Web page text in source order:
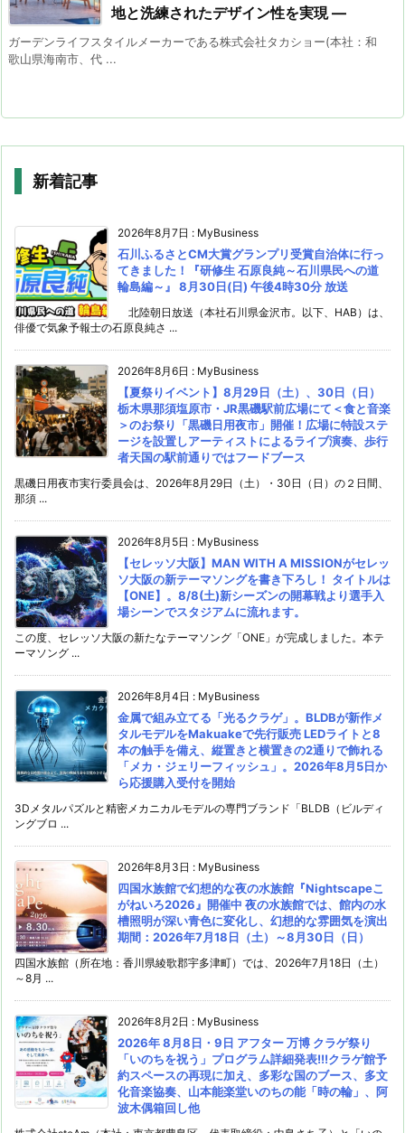
地と洗練されたデザイン性を実現 ―
ガーデンライフスタイルメーカーである株式会社タカショー(本社：和
歌山県海南市、代 ...
新着記事
2026年8月7日 : MyBusiness
石川ふるさとCM大賞グランプリ受賞自治体に行っ
てきました！『研修生 石原良純～石川県民への道
輪島編～』 8月30日(日) 午後4時30分 放送
北陸朝日放送（本社石川県金沢市。以下、HAB）は、
俳優で気象予報士の石原良純さ ...
2026年8月6日 : MyBusiness
【夏祭りイベント】8月29日（土）、30日（日）
栃木県那須塩原市・JR黒磯駅前広場にて＜食と音楽
＞のお祭り「黒磯日用夜市」開催！広場に特設ステ
ージを設置しアーティストによるライブ演奏、歩行
者天国の駅前通りではフードブース
黒磯日用夜市実行委員会は、2026年8月29日（土）・30日（日）の２日間、
那須 ...
2026年8月5日 : MyBusiness
【セレッソ大阪】MAN WITH A MISSIONがセレッ
ソ大阪の新テーマソングを書き下ろし！ タイトルは
【ONE】。8/8(土)新シーズンの開幕戦より選手入
場シーンでスタジアムに流れます。
この度、セレッソ大阪の新たなテーマソング「ONE」が完成しました。本テ
ーマソング ...
2026年8月4日 : MyBusiness
金属で組み立てる「光るクラゲ」。BLDBが新作メ
タルモデルをMakuakeで先行販売 LEDライトと8
本の触手を備え、縦置きと横置きの2通りで飾れる
「メカ・ジェリーフィッシュ」。2026年8月5日か
ら応援購入受付を開始
3Dメタルパズルと精密メカニカルモデルの専門ブランド「BLDB（ビルディ
ングブロ ...
2026年8月3日 : MyBusiness
四国水族館で幻想的な夜の水族館『Nightscapeこ
がねいろ2026』開催中 夜の水族館では、館内の水
槽照明が深い青色に変化し、幻想的な雰囲気を演出
期間：2026年7月18日（土）～8月30日（日）
四国水族館（所在地：香川県綾歌郡宇多津町）では、2026年7月18日（土）
～8月 ...
2026年8月2日 : MyBusiness
2026年 8月8日・9日 アフター 万博 クラゲ祭り
「いのちを祝う」プログラム詳細発表!!!クラゲ館予
約スペースの再現に加え、多彩な国のブース、多文
化音楽協奏、山本能楽堂いのちの能「時の輪」、阿
波木偶箱回し他